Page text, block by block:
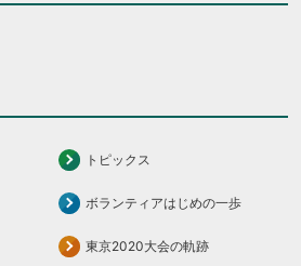
トピックス
ボランティアはじめの一歩
東京2020大会の軌跡